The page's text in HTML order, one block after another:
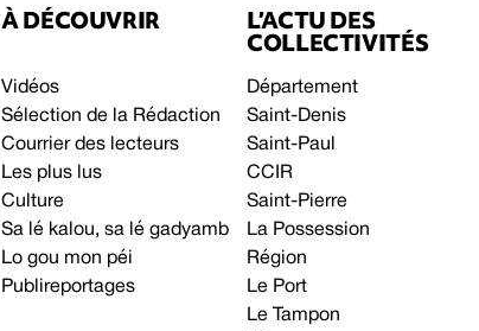
À DÉCOUVRIR
Vidéos
Sélection de la Rédaction
Courrier des lecteurs
Les plus lus
Culture
Sa lé kalou, sa lé gadyamb
Lo gou mon péi
Publireportages
L’ACTU DES
COLLECTIVITÉS
Département
Saint-Denis
Saint-Paul
CCIR
Saint-Pierre
La Possession
Région
Le Port
Le Tampon